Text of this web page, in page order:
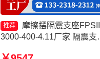
推荐
摩擦摆隔震支座
3000-400-4.11厂家 隔震支